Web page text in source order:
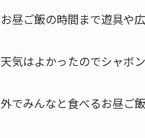
お昼ご飯の時間まで遊具や
天気はよかったのでシャボ
外でみんなと食べるお昼ご